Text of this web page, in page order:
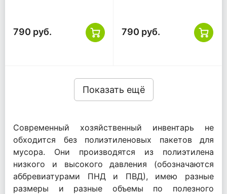
790 руб. 790 руб.
Показать ещё
Современный хозяйственный инвентарь не
обходится без полиэтиленовых пакетов для
мусора. Они производятся из полиэтилена
низкого и высокого давления (обозначаются
аббревиатурами ПНД и ПВД), имею разные
размеры и разные объемы по полезного